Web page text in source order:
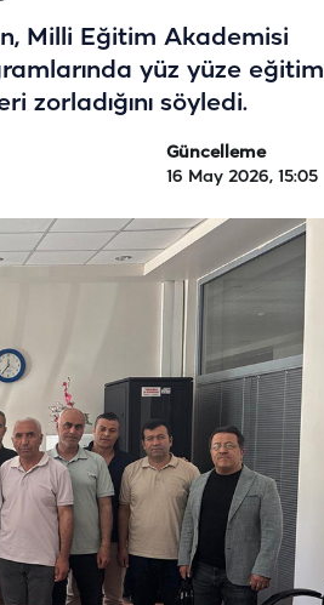
Milli Eğitim Akademisi
yüz yüze eğitim
zorladığını söyledi.
Güncelleme
16 May 2026, 15:05